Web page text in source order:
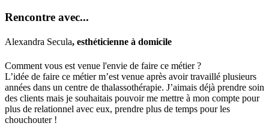
Rencontre avec...
Alexandra Secula, esthéticienne à domicile
Comment vous est venue l'envie de faire ce métier ?
L’idée de faire ce métier m’est venue après avoir travaillé plusieurs
années dans un centre de thalassothérapie. J’aimais déjà prendre soin
des clients mais je souhaitais pouvoir me mettre à mon compte pour
plus de relationnel avec eux, prendre plus de temps pour les
chouchouter !